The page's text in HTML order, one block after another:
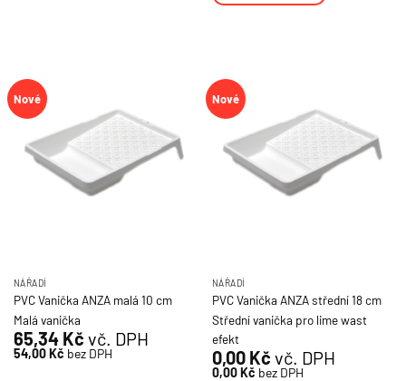
Nové
NÁŘADÍ
PVC Vanička ANZA malá 10 cm
Malá vanička
65,34 Kč vč. DPH
54,00Kč bez DPH
Nové
NÁŘADÍ
PVC Vanička ANZA střední 18 cm
Střední vanička pro lime wast
efekt
0,00 Kč vč. DPH
0,00Kč bez DPH